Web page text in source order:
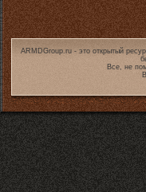
ARMDGroup.ru - это открытый
Все, не